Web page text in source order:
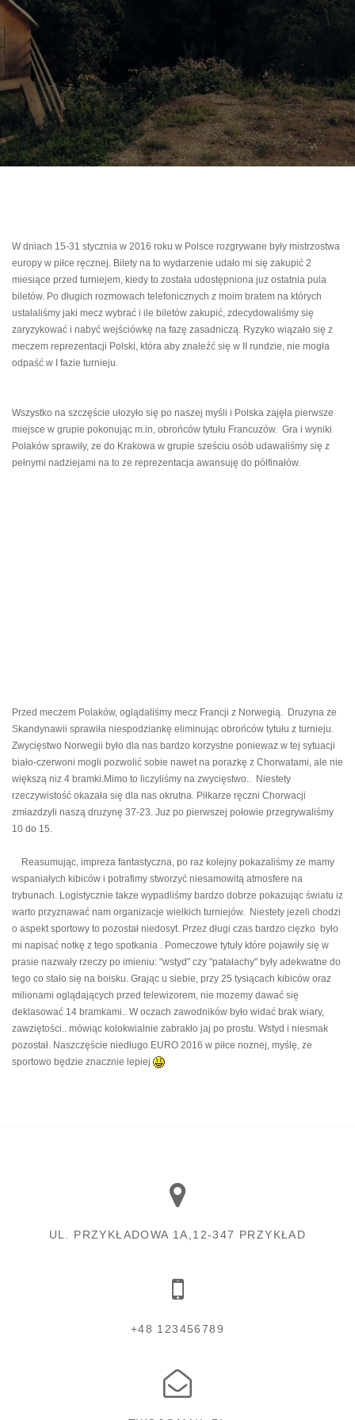
W dniach 15-31 stycznia w 2016 roku w Polsce rozgrywane były mistrzostwa
europy w piłce ręcznej. Bilety na to wydarzenie udało mi się zakupić 2
miesiące przed turniejem, kiedy to została udostępniona juz ostatnia pula
biletów. Po długich rozmowach telefonicznych z moim bratem na których
ustalaliśmy jaki mecz wybrać i ile biletów zakupić, zdecydowaliśmy się
zaryzykować i nabyć wejściówkę na fazę zasadniczą. Ryzyko wiązało się z
meczem reprezentacji Polski, która aby znaleźć się w II rundzie, nie mogła
odpaść w I fazie turnieju.
Wszystko na szczęście ułozyło się po naszej myśli i Polska zajęła pierwsze
miejsce w grupie pokonując m.in, obrońców tytułu Francuzów. Gra i wyniki
Polaków sprawiły, ze do Krakowa w grupie sześciu osób udawaliśmy się z
pełnymi nadziejami na to ze reprezentacja awansuję do półfinałów.
Przed meczem Polaków, oglądaliśmy mecz Francji z Norwegią. Druzyna ze
Skandynawii sprawiła niespodziankę eliminując obrońców tytułu z turnieju.
Zwycięstwo Norwegii było dla nas bardzo korzystne poniewaz w tej sytuacji
biało-czerwoni mogli pozwolić sobie nawet na porazkę z Chorwatami, ale nie
większą niz 4 bramki.Mimo to liczyliśmy na zwycięstwo.. Niestety
rzeczywistość okazała się dla nas okrutna. Piłkarze ręczni Chorwacji
zmiazdzyli naszą druzynę 37-23. Juz po pierwszej połowie przegrywaliśmy
10 do 15.
Reasumując, impreza fantastyczna, po raz kolejny pokazaliśmy ze mamy
wspaniałych kibiców i potrafimy stworzyć niesamowitą atmosfere na
trybunach. Logistycznie takze wypadliśmy bardzo dobrze pokazując światu iz
warto przyznawać nam organizacje wielkich turniejów. Niestety jezeli chodzi
o aspekt sportowy to pozostał niedosyt. Przez długi czas bardzo cięzko było
mi napisać notkę z tego spotkania . Pomeczowe tytuły które pojawiły się w
prasie nazwały rzeczy po imieniu: "wstyd" czy "patałachy" były adekwatne do
tego co stało się na boisku. Grając u siebie, przy 25 tysiącach kibiców oraz
milionami oglądających przed telewizorem, nie mozemy dawać się
deklasować 14 bramkami.. W oczach zawodników było widać brak wiary,
zawziętości.. mówiąc kolokwialnie zabrakło jaj po prostu. Wstyd i niesmak
pozostał. Naszczęście niedługo EURO 2016 w piłce noznej, myślę, ze
sportowo będzie znacznie lepiej
UL. PRZYKŁADOWA 1A,12-347 PRZYKŁAD
+48 123456789